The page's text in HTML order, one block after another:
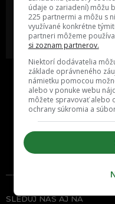
biznis alebo produkt.
MÁM ZÁUJEM O
SPOLUPRÁCU
SLEDUJ NÁS AJ NA
údaje o zariadení) môžu
225 partnermi a môžu s
využívané konkrétne
partneri môžeme
si zoznam partnerov.
Niektorí dodávatelia
základe oprávneného
námietku pomocou
alebo v ponuke webu
môžete spravovať alebo
ochrany súkromia a